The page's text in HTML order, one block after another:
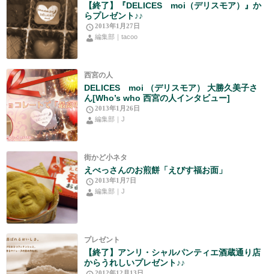
【終了】『DELICES moi（デリスモア）』か
らプレゼント♪♪
2013年1月27日
編集部｜tacoo
西宮の人
DELICES moi （デリスモア） 大勝久美子さ
ん[Who’s who 西宮の人インタビュー]
2013年1月26日
編集部｜J
街かど小ネタ
えべっさんのお煎餅「えびす福お面」
2013年1月7日
編集部｜J
プレゼント
【終了】アンリ・シャルパンティエ酒蔵通り店
からうれしいプレゼント♪♪